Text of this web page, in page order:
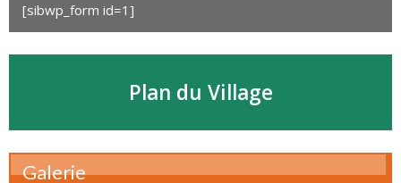
[sibwp_form id=1]
Plan du Village
Galerie